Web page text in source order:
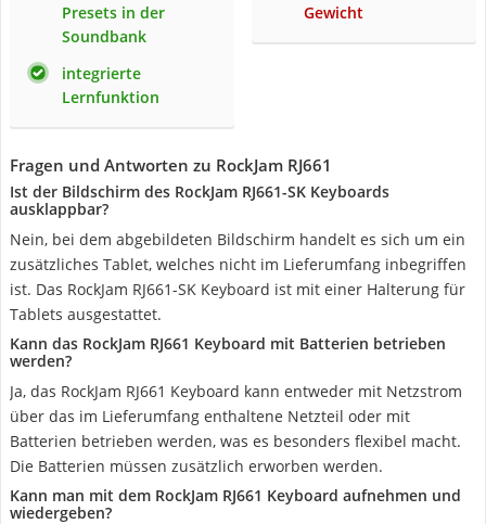
Presets in der
Soundbank
integrierte
Lernfunktion
Gewicht
Fragen und Antworten zu RockJam RJ661
Ist der Bildschirm des RockJam RJ661-SK Keyboards
ausklappbar?
Nein, bei dem abgebildeten Bildschirm handelt es sich um ein
zusätzliches Tablet, welches nicht im Lieferumfang inbegriffen
ist. Das RockJam RJ661-SK Keyboard ist mit einer Halterung für
Tablets ausgestattet.
Kann das RockJam RJ661 Keyboard mit Batterien betrieben
werden?
Ja, das RockJam RJ661 Keyboard kann entweder mit Netzstrom
über das im Lieferumfang enthaltene Netzteil oder mit
Batterien betrieben werden, was es besonders flexibel macht.
Die Batterien müssen zusätzlich erworben werden.
Kann man mit dem RockJam RJ661 Keyboard aufnehmen und
wiedergeben?